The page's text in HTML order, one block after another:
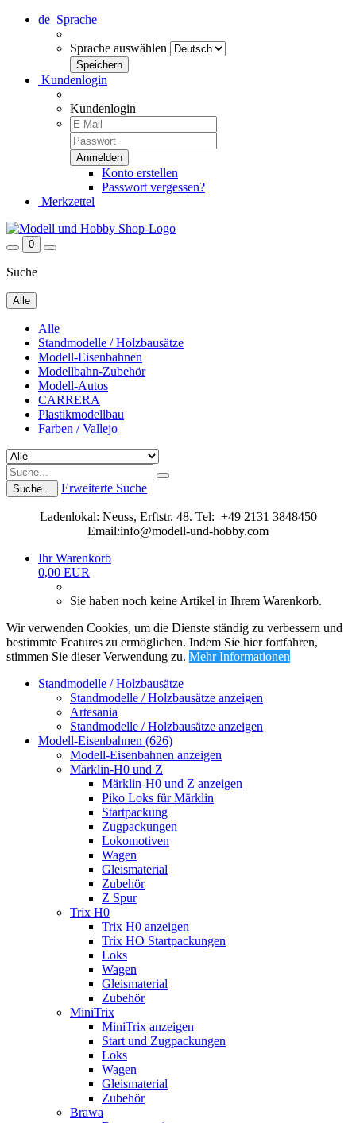
de Sprache
Sprache auswählen
Kundenlogin
Kundenlogin
Konto erstellen
Passwort vergessen?
Merkzettel
0
Suche
Alle
Alle
Standmodelle / Holzbausätze
Modell-Eisenbahnen
Modellbahn-Zubehör
Modell-Autos
CARRERA
Plastikmodellbau
Farben / Vallejo
Suche... Erweiterte Suche
Ladenlokal: Neuss, Erftstr. 48. Tel: +49 2131 3848450
Email:info@modell-und-hobby.com
Ihr Warenkorb
0,00 EUR
Sie haben noch keine Artikel in Ihrem Warenkorb.
Wir verwenden Cookies, um die Dienste ständig zu verbessern und
bestimmte Features zu ermöglichen. Indem Sie hier fortfahren,
stimmen Sie dieser Verwendung zu. Mehr Informationen
Standmodelle / Holzbausätze
Standmodelle / Holzbausätze anzeigen
Artesania
Standmodelle / Holzbausätze anzeigen
Modell-Eisenbahnen (626)
Modell-Eisenbahnen anzeigen
Märklin-H0 und Z
Märklin-H0 und Z anzeigen
Piko Loks für Märklin
Startpackung
Zugpackungen
Lokomotiven
Wagen
Gleismaterial
Zubehör
Z Spur
Trix H0
Trix H0 anzeigen
Trix HO Startpackungen
Loks
Wagen
Gleismaterial
Zubehör
MiniTrix
MiniTrix anzeigen
Start und Zugpackungen
Loks
Wagen
Gleismaterial
Zubehör
Brawa